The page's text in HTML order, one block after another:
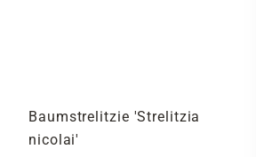
Baumstrelitzie 'Strelitzia
nicolai'